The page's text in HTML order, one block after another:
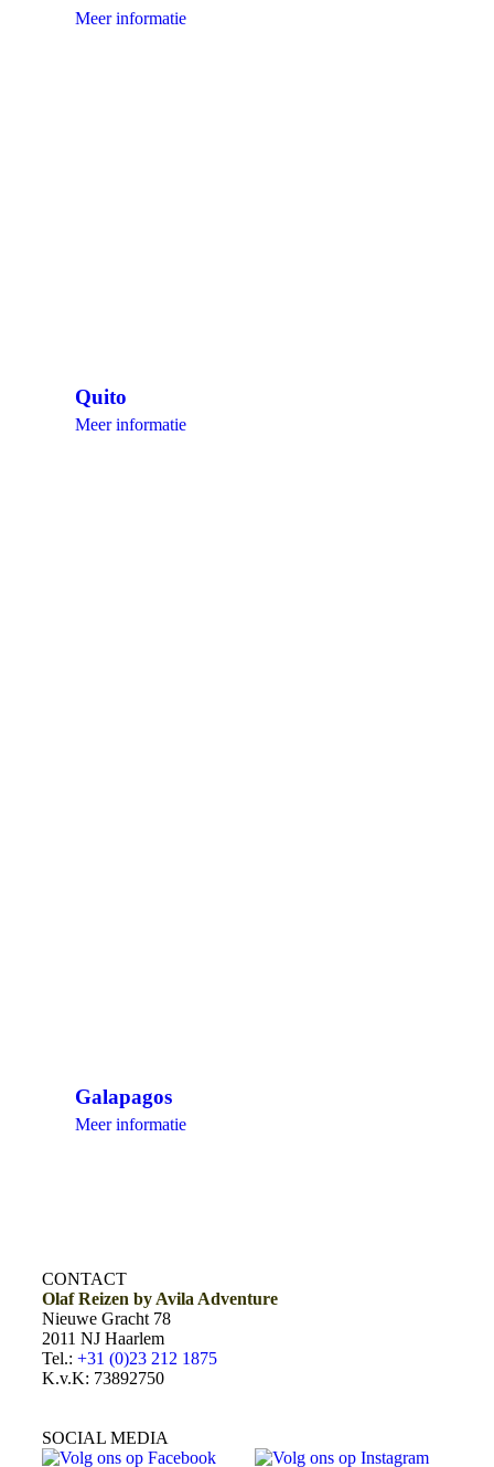
Meer informatie
Quito
Meer informatie
Galapagos
Meer informatie
CONTACT
Olaf Reizen by Avila Adventure
Nieuwe Gracht 78
2011 NJ Haarlem
Tel.: +31 (0)23 212 1875
K.v.K: 73892750
SOCIAL MEDIA